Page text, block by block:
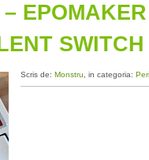
–
SWITCH
Scris de: Monstru , in categoria: